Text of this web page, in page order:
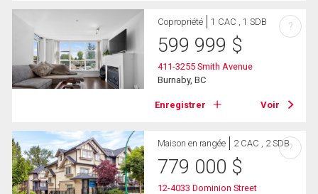
Copropriété 1 CAC , 1 SDB
599 999 $
411-3255 Smith Avenue
Burnaby, BC
Enregistrer Voir
?
Maison en rangée 2 CAC , 2 SDB
779 000 $
12-4033 Dominion Street
?